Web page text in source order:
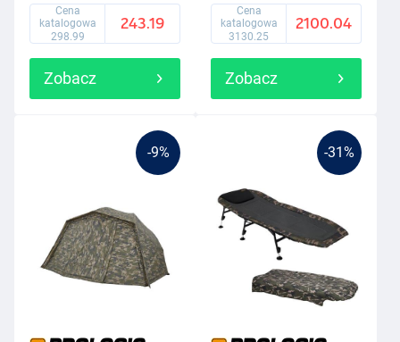
Cena
katalogowa
298.99
243.19
Zobacz
Cena
katalogowa
3130.25
2100.04
Zobacz
-9% -31%